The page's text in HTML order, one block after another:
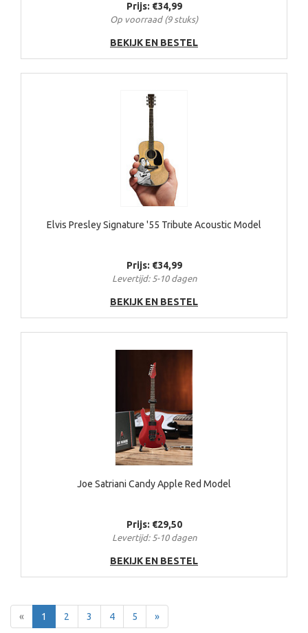
Prijs: €34,99
Op voorraad (9 stuks)
BEKIJK EN BESTEL
Elvis Presley Signature '55 Tribute Acoustic Model
Prijs: €34,99
Levertijd: 5-10 dagen
BEKIJK EN BESTEL
Joe Satriani Candy Apple Red Model
Prijs: €29,50
Levertijd: 5-10 dagen
BEKIJK EN BESTEL
« Terug1 2 3 4 5 »Voor